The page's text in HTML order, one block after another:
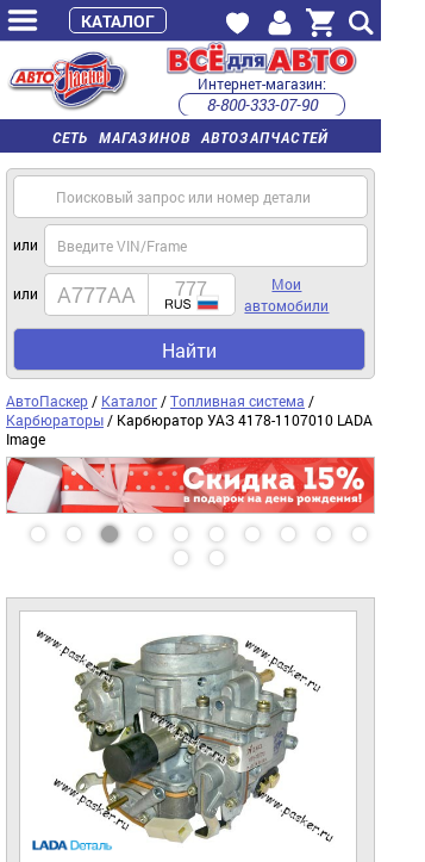
СЕТЬ МАГАЗИНОВ АВТОЗАПЧАСТЕЙ
Интернет-магазин:
8-800-333-07-90
часы работы с 9:00 до 22:00 (пн-пт)
или
или
Мои
автомобили
Найти
АвтоПаскер / Каталог /Топливная система /
Карбюраторы / Карбюратор УАЗ 4178-1107010 LADA
Image
КАТАЛОГ